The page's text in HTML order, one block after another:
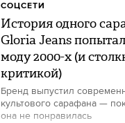
История одного
Gloria Jeans
моду 2000-х (и
критикой)
Бренд выпустил
культового сарафана —
она не понравилась
СОЦСЕТИ